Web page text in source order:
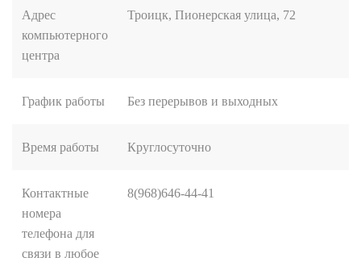
Адрес
компьютерного
центра
Троицк, Пионерская улица, 72
График работы Без перерывов и выходных
Время работы Круглосуточно
Контактные
номера
телефона для
связи в любое
8(968)646-44-41